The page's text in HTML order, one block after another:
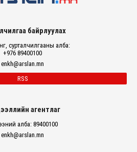
байрлуулах
сурталчилгааны алба:
+976 89400100
enkh@arslan.mn
RSS
агентлаг
алба: 89400100
enkh@arslan.mn